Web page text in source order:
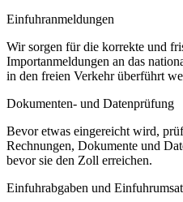
Einfuhranmeldungen
Wir sorgen für die korrekte und
Importanmeldungen an das
in den freien Verkehr überführt
Dokumenten- und Datenprüfung
Bevor etwas eingereicht wird,
Rechnungen, Dokumente und
bevor sie den Zoll erreichen.
Einfuhrabgaben und